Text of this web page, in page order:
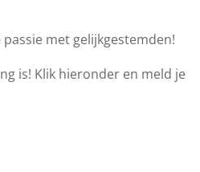
met gelijkgestemden!
is! Klik hieronder en meld je